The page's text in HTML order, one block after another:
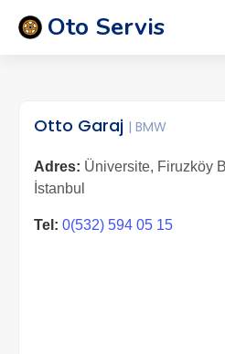
Oto Servis
Otto Garaj | BMW
Adres: Üniversite, Firuzköy
İstanbul
Tel: 0(532) 594 05 15